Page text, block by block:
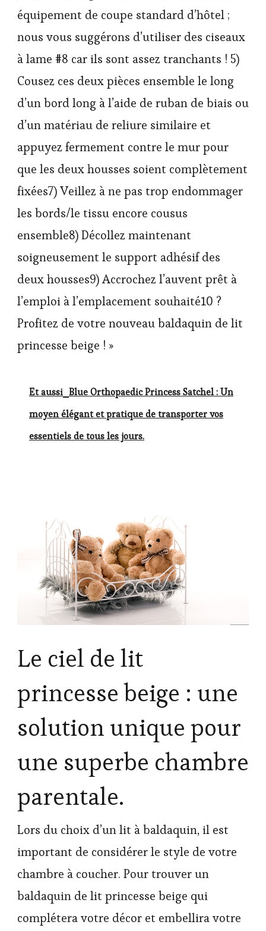
équipement de coupe standard d’hôtel ;
nous vous suggérons d’utiliser des ciseaux
à lame #8 car ils sont assez tranchants ! 5)
Cousez ces deux pièces ensemble le long
d’un bord long à l’aide de ruban de biais ou
d’un matériau de reliure similaire et
appuyez fermement contre le mur pour
que les deux housses soient complètement
fixées7) Veillez à ne pas trop endommager
les bords/le tissu encore cousus
ensemble8) Décollez maintenant
soigneusement le support adhésif des
deux housses9) Accrochez l’auvent prêt à
l’emploi à l’emplacement souhaité10 ?
Profitez de votre nouveau baldaquin de lit
princesse beige ! »
Et aussi Blue Orthopaedic Princess Satchel : Un
moyen élégant et pratique de transporter vos
essentiels de tous les jours.
Le ciel de lit
princesse beige : une
solution unique pour
une superbe chambre
parentale.
Lors du choix d’un lit à baldaquin, il est
important de considérer le style de votre
chambre à coucher. Pour trouver un
baldaquin de lit princesse beige qui
complétera votre décor et embellira votre